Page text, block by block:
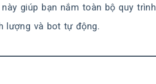
này giúp bạn nắm toàn bộ quy
lượng và bot tự động.